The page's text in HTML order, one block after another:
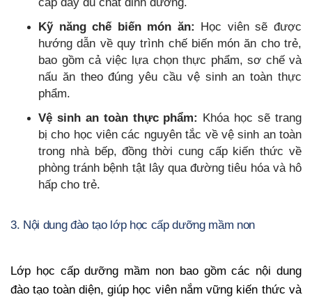
Kỹ năng chế biến món ăn: Học viên sẽ được
hướng dẫn về quy trình chế biến món ăn cho trẻ,
bao gồm cả việc lựa chọn thực phẩm, sơ chế và
nấu ăn theo đúng yêu cầu vệ sinh an toàn thực
phẩm.
Vệ sinh an toàn thực phẩm: Khóa học sẽ trang
bị cho học viên các nguyên tắc về vệ sinh an toàn
trong nhà bếp, đồng thời cung cấp kiến thức về
phòng tránh bệnh tật lây qua đường tiêu hóa và hô
hấp cho trẻ.
3. Nội dung đào tạo lớp học cấp dưỡng mầm non
Lớp học cấp dưỡng mầm non bao gồm các nội dung
đào tạo toàn diện, giúp học viên nắm vững kiến thức và